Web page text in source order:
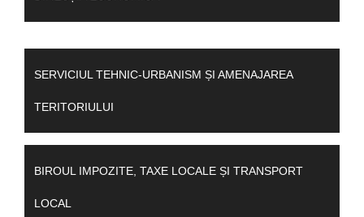
SERVICIUL TEHNIC-URBANISM ȘI AMENAJAREA
TERITORIULUI
BIROUL IMPOZITE, TAXE LOCALE ȘI TRANSPORT
LOCAL